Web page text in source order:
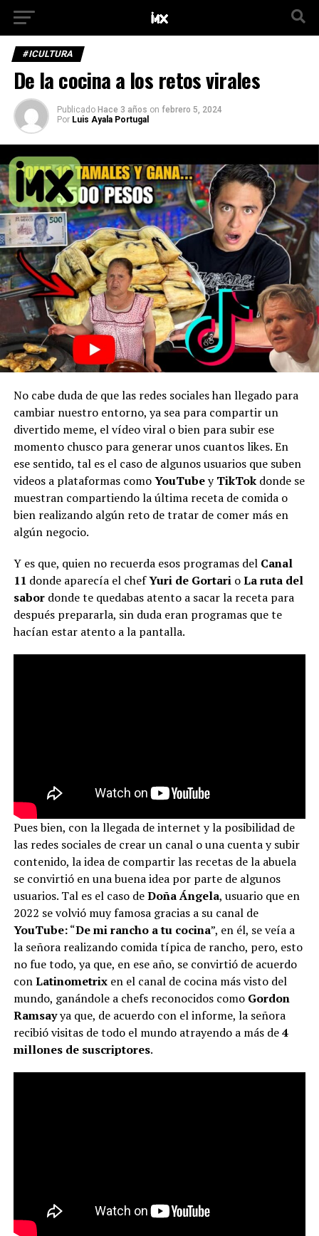
#ICULTURA
De la cocina a los retos virales
Publicado Hace 3 años on febrero 5, 2024
Por Luis Ayala Portugal
No cabe duda de que las redes sociales han llegado para
cambiar nuestro entorno, ya sea para compartir un
divertido meme, el vídeo viral o bien para subir ese
momento chusco para generar unos cuantos likes. En
ese sentido, tal es el caso de algunos usuarios que suben
videos a plataformas comoYouTubeyTikTokdonde se
muestran compartiendo la última receta de comida o
bien realizando algún reto de tratar de comer más en
algún negocio.
Y es que, quien no recuerda esos programas del Canal
11 donde aparecía el chefYuri de GortarioLa ruta del
sabordonde te quedabas atento a sacar la receta para
después prepararla, sin duda eran programas que te
hacían estar atento a la pantalla.
Pues bien, con la llegada de internet y la posibilidad de
las redes sociales de crear un canal o una cuenta y subir
contenido, la idea de compartir las recetas de la abuela
se convirtió en una buena idea por parte de algunos
usuarios. Tal es el caso deDoña Ángela, usuario que en
2022 se volvió muy famosa gracias a su canal de
YouTube:“De mi rancho a tu cocina”, en él, se veía a
la señora realizando comida típica de rancho, pero, esto
no fue todo, ya que, en ese año, se convirtió de acuerdo
conLatinometrix en el canal de cocina más visto del
mundo, ganándole a chefs reconocidos como Gordon
Ramsayya que, de acuerdo con el informe, la señora
recibió visitas de todo el mundo atrayendo a más de4
millones de suscriptores.